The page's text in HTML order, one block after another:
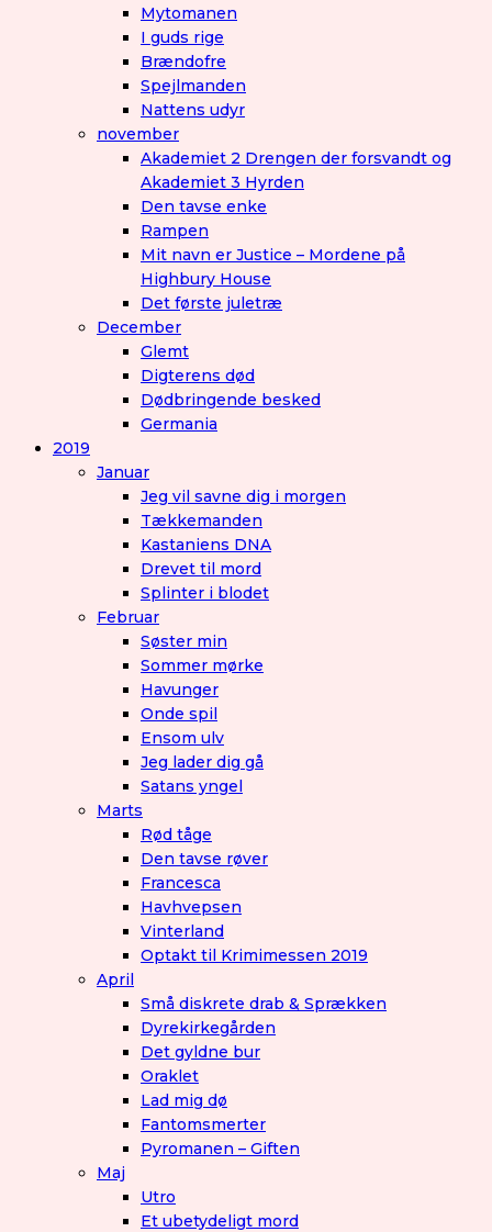
Mytomanen
I guds rige
Brændofre
Spejlmanden
Nattens udyr
november
Akademiet 2 Drengen der forsvandt og
Akademiet 3 Hyrden
Den tavse enke
Rampen
Mit navn er Justice – Mordene på
Highbury House
Det første juletræ
December
Glemt
Digterens død
Dødbringende besked
Germania
2019
Januar
Jeg vil savne dig i morgen
Tækkemanden
Kastaniens DNA
Drevet til mord
Splinter i blodet
Februar
Søster min
Sommer mørke
Havunger
Onde spil
Ensom ulv
Jeg lader dig gå
Satans yngel
Marts
Rød tåge
Den tavse røver
Francesca
Havhvepsen
Vinterland
Optakt til Krimimessen 2019
April
Små diskrete drab & Sprækken
Dyrekirkegården
Det gyldne bur
Oraklet
Lad mig dø
Fantomsmerter
Pyromanen – Giften
Maj
Utro
Et ubetydeligt mord